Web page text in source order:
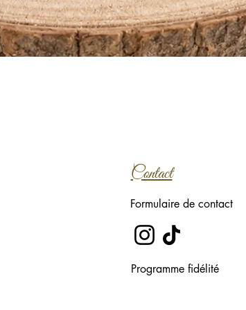
Contact
Programme fidélité
Formulaire de contact